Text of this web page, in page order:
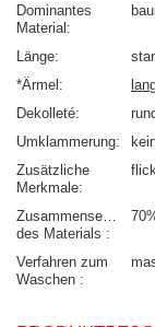
Dominantes
Material
Länge
*Ärmel
Dekolleté
Umklammerung
Zusätzliche
Merkmale
Zusammensetzung
des Materials
Verfahren zum
Waschen